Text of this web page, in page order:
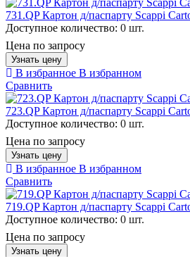
731.QP Картон д/паспарту Scappi
Доступное количество: 0 шт.
Цена по запросу
Узнать цену
В избранное В избранном
Сравнить
723.QP Картон д/паспарту Scappi
Доступное количество: 0 шт.
Цена по запросу
Узнать цену
В избранное В избранном
Сравнить
719.QP Картон д/паспарту Scappi
Доступное количество: 0 шт.
Цена по запросу
Узнать цену